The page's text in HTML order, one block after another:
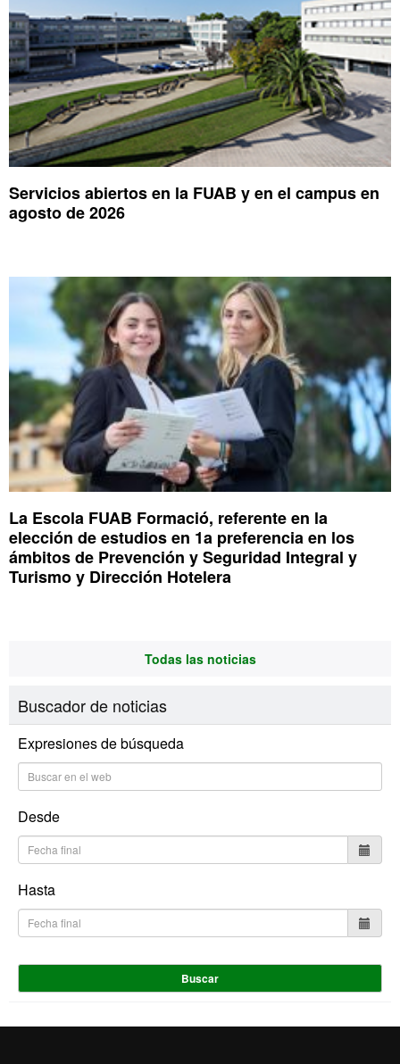
Servicios abiertos en la FUAB y en el campus en
agosto de 2026
La Escola FUAB Formació, referente en la
elección de estudios en 1a preferencia en los
ámbitos de Prevención y Seguridad Integral y
Turismo y Dirección Hotelera
Todas las noticias
Buscador de noticias
Expresiones de búsqueda
Desde
Hasta
Buscar